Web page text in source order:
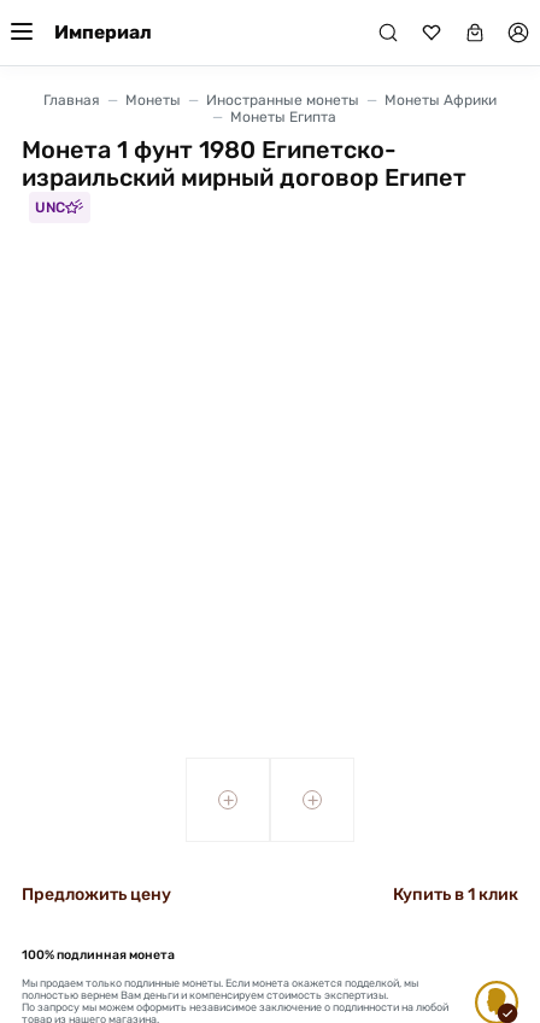
Империал
Главная Монеты Иностранные монеты
Монеты Африки
Монеты Египта
Монета 1 фунт 1980 Египетско-
израильский мирный договор Египет
UNC
+ +
Предложить цену Купить в 1 клик
100% подлинная монета
Мы продаем только подлинные монеты. Если монета окажется подделкой, мы
полностью вернем Вам деньги и компенсируем стоимость экспертизы.
По запросу мы можем оформить независимое заключение о подлинности на любой
товар из нашего магазина.